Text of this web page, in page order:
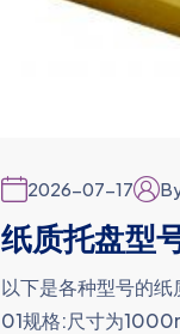
2026-07-17
纸质托盘型
以下是各种型号的
01规格:尺寸为